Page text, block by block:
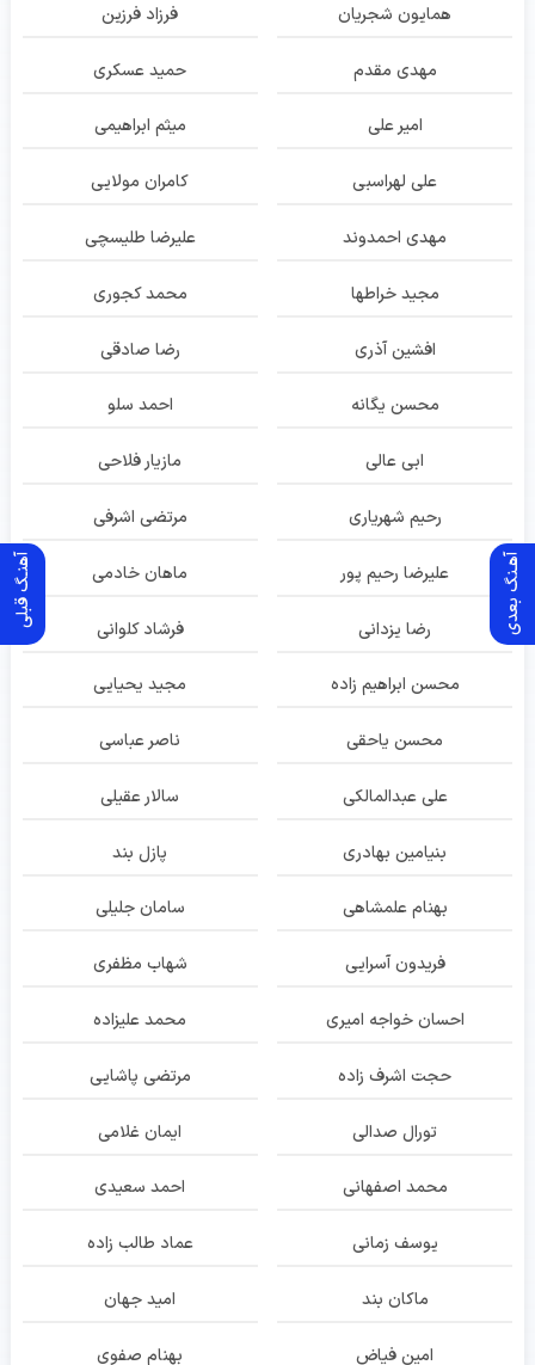
آهنـگ قبلی آهـنگ بعدی
همایون شجریان فرزاد فرزین
مهدی مقدم حمید عسکری
امیر علی میثم ابراهیمی
علی لهراسبی کامران مولایی
مهدی احمدوند علیرضا طلیسچی
مجید خراطها محمد کجوری
افشین آذری رضا صادقی
محسن یگانه احمد سلو
ابی عالی مازیار فلاحی
رحیم شهریاری مرتضی اشرفی
علیرضا رحیم پور ماهان خادمی
رضا یزدانی فرشاد کلوانی
محسن ابراهیم زاده مجید یحیایی
محسن یاحقی ناصر عباسی
علی عبدالمالکی سالار عقیلی
بنیامین بهادری پازل بند
بهنام علمشاهی سامان جلیلی
فریدون آسرایی شهاب مظفری
احسان خواجه امیری محمد علیزاده
حجت اشرف زاده مرتضی پاشایی
تورال صدالی ایمان غلامی
محمد اصفهانی احمد سعیدی
یوسف زمانی عماد طالب زاده
ماکان بند امید جهان
امین فیاض بهنام صفوی